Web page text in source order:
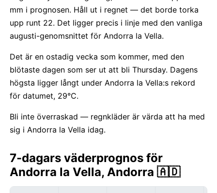
mm i prognosen. Håll ut i regnet — det borde torka
upp runt 22. Det ligger precis i linje med den vanliga
augusti-genomsnittet för Andorra la Vella.
Det är en ostadig vecka som kommer, med den
blötaste dagen som ser ut att bli Thursday. Dagens
högsta ligger långt under Andorra la Vella:s rekord
för datumet, 29°C.
Bli inte överraskad — regnkläder är värda att ha med
sig i Andorra la Vella idag.
7-dagars väderprognos för
Andorra la Vella, Andorra 🇦🇩